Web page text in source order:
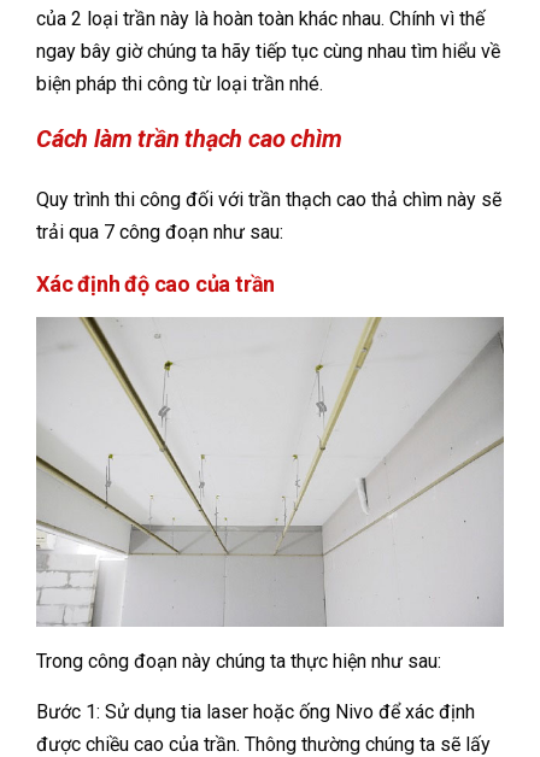
của 2 loại trần này là hoàn toàn khác nhau. Chính vì thế
ngay bây giờ chúng ta hãy tiếp tục cùng nhau tìm hiểu về
biện pháp thi công từ loại trần nhé.
Cách làm trần thạch cao chìm
Quy trình thi công đối với trần thạch cao thả chìm này sẽ
trải qua 7 công đoạn như sau:
Xác định độ cao của trần
Trong công đoạn này chúng ta thực hiện như sau:
Bước 1: Sử dụng tia laser hoặc ống Nivo để xác định
được chiều cao của trần. Thông thường chúng ta sẽ lấy